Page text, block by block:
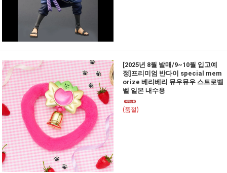
[2025년 8월 발매/9~10월 입고예
정]프리미엄 반다이 special mem
orize 베리베리 뮤우뮤우 스트로벨
벨 일본 내수용
(품절)